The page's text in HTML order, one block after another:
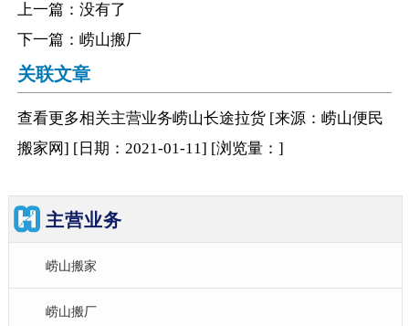
上一篇：没有了
下一篇： 崂山搬厂
关联文章
查看更多相关主营业务崂山长途拉货 [来源：崂山便民
搬家网] [日期：2021-01-11] [浏览量： ]
主营业务
崂山搬家
崂山搬厂